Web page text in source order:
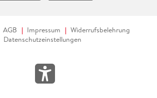
AGB Impressum
Widerrufsbelehrung
Datenschutzeinstellungen